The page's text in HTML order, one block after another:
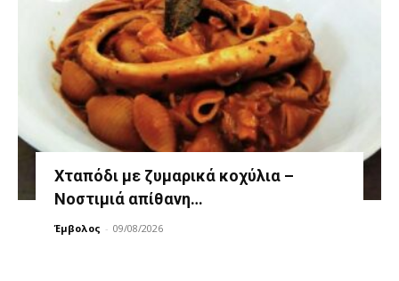
Χταπόδι με ζυμαρικά κοχύλια –
Νοστιμιά απίθανη…
Έμβολος - 09/08/2026